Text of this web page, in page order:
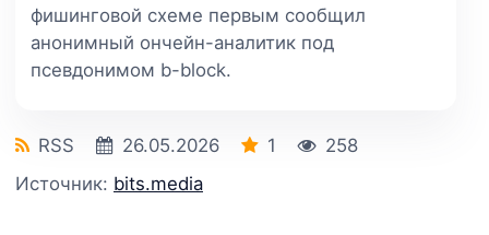
фишинговой схеме первым сообщил
анонимный ончейн-аналитик под
псевдонимом b-block.
RSS 26.05.2026 1
258
Источник: bits.media